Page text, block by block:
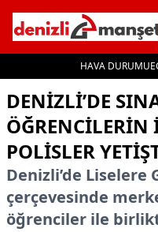
HAVA DURUMU
İçeriğe geç
DENIZLI’DE
POLISLER
Denizli’de Liselere
çerçevesinde
öğrenciler ile